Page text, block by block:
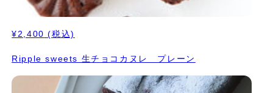
トック菓子として
¥2,400 (税込)
Ripple sweets 生チョコカヌレ プレーン